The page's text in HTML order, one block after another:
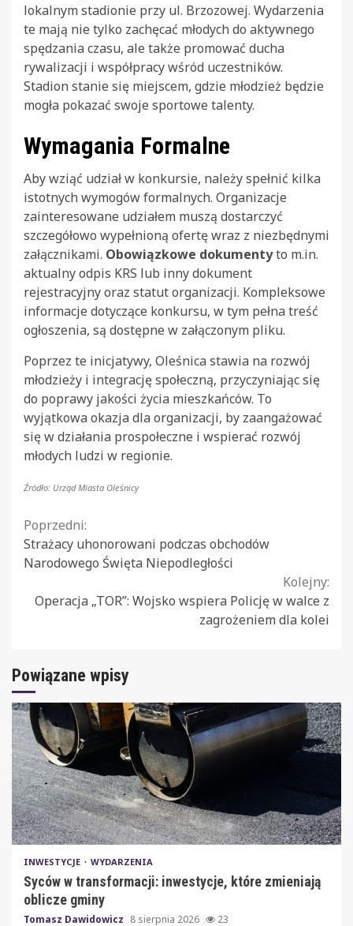
lokalnym stadionie przy ul. Brzozowej. Wydarzenia
te mają nie tylko zachęcać młodych do aktywnego
spędzania czasu, ale także promować ducha
rywalizacji i współpracy wśród uczestników.
Stadion stanie się miejscem, gdzie młodzież będzie
mogła pokazać swoje sportowe talenty.
Wymagania Formalne
Aby wziąć udział w konkursie, należy spełnić kilka
istotnych wymogów formalnych. Organizacje
zainteresowane udziałem muszą dostarczyć
szczegółowo wypełnioną ofertę wraz z niezbędnymi
załącznikami. Obowiązkowe dokumentyto m.in.
aktualny odpis KRS lub inny dokument
rejestracyjny oraz statut organizacji. Kompleksowe
informacje dotyczące konkursu, w tym pełna treść
ogłoszenia, są dostępne w załączonym pliku.
Poprzez te inicjatywy, Oleśnica stawia na rozwój
młodzieży i integrację społeczną, przyczyniając się
do poprawy jakości życia mieszkańców. To
wyjątkowa okazja dla organizacji, by zaangażować
się w działania prospołeczne i wspierać rozwój
młodych ludzi w regionie.
Źródło: Urząd Miasta Oleśnicy
Continue
Reading
Poprzedni:
Strażacy uhonorowani podczas obchodów
Narodowego Święta Niepodległości
Kolejny:
Operacja „TOR”: Wojsko wspiera Policję w walce z
zagrożeniem dla kolei
Powiązane wpisy
INWESTYCJE WYDARZENIA
Syców w transformacji: inwestycje, które zmieniają
oblicze gminy
Tomasz Dawidowicz 8 sierpnia 2026 23